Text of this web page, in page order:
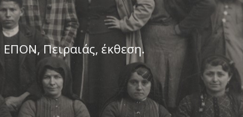
ΕΠΟΝ, Πειραιάς, έκθεση.